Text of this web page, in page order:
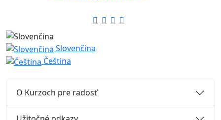
Slovenčina
Čeština
O Kurzoch pre radosť